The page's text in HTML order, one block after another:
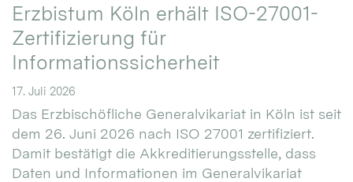
Erzbistum Köln erhält ISO-27001-
Zertifizierung für
Informationssicherheit
17. Juli 2026
Das Erzbischöfliche Generalvikariat in Köln ist seit
dem 26. Juni 2026 nach ISO 27001 zertifiziert.
Damit bestätigt die Akkreditierungsstelle, dass
Daten und Informationen im Generalvikariat